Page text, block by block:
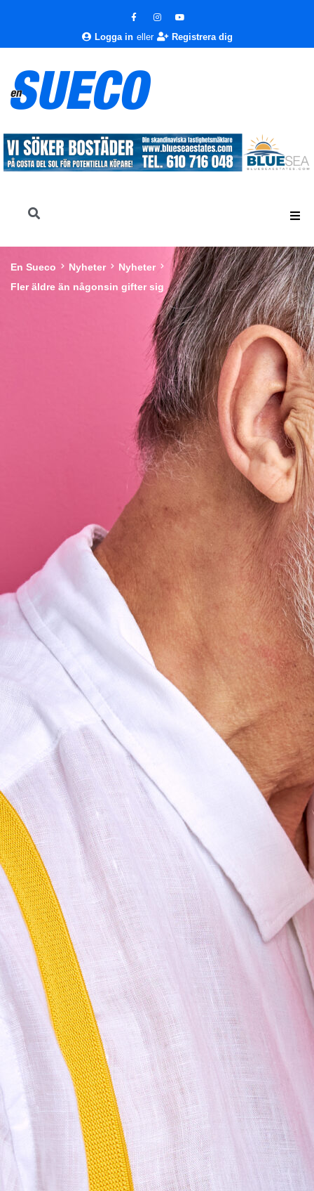
Logga in eller Registrera dig
En Sueco Nyheter
Nyheter
Fler äldre än någonsin gifter sig